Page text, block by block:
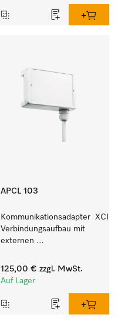
APCL 103
Kommunikationsadapter  XCI
Verbindungsaufbau mit
externen
125,00 € zzgl. MwSt.
Auf Lager